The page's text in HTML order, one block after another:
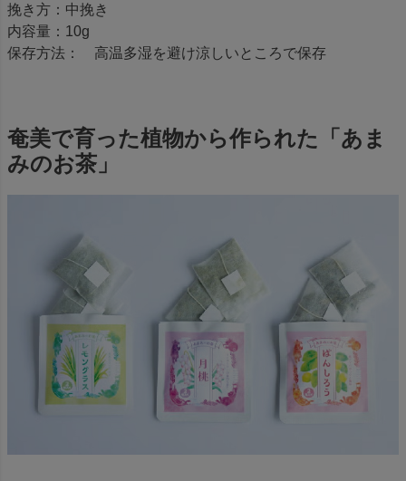
挽き方：中挽き
内容量：10g
保存方法： 高温多湿を避け涼しいところで保存
奄美で育った植物から作られた「あま
みのお茶」